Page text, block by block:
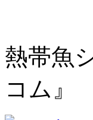
熱帯魚
コム』